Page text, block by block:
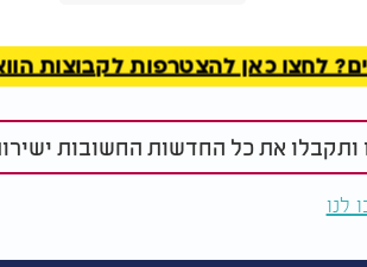
"בעז''ה, עוד יהיה לך בנים
לחצו כאן להצטרפות לקבוצות
ותקבלו את כל החדשות החשובות
לנו